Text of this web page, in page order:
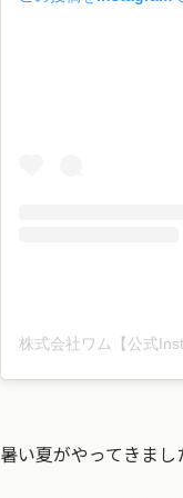
暑い夏がやってきま